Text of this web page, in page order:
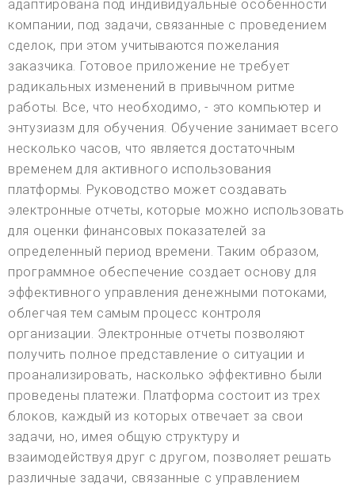
адаптирована под индивидуальные особенности
компании, под задачи, связанные с проведением
сделок, при этом учитываются пожелания
заказчика. Готовое приложение не требует
радикальных изменений в привычном ритме
работы. Все, что необходимо, - это компьютер и
энтузиазм для обучения. Обучение занимает всего
несколько часов, что является достаточным
временем для активного использования
платформы. Руководство может создавать
электронные отчеты, которые можно использовать
для оценки финансовых показателей за
определенный период времени. Таким образом,
программное обеспечение создает основу для
эффективного управления денежными потоками,
облегчая тем самым процесс контроля
организации. Электронные отчеты позволяют
получить полное представление о ситуации и
проанализировать, насколько эффективно были
проведены платежи. Платформа состоит из трех
блоков, каждый из которых отвечает за свои
задачи, но, имея общую структуру и
взаимодействуя друг с другом, позволяет решать
различные задачи, связанные с управлением